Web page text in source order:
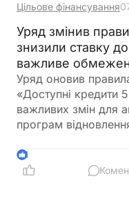
Цільове фінансування
Уряд змінив
знизили ставку
важливе
Уряд оновив
«Доступні кредити
важливих змін для
програм
більше можливостей
оборотного
4